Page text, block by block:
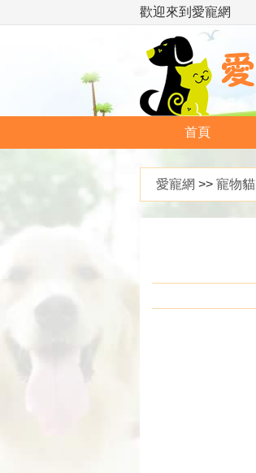
歡迎來到愛寵網
首頁
愛寵網 >> 寵物貓